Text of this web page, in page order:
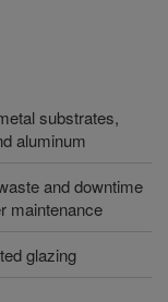
substrates,
aluminum
and downtime
maintenance
glazing